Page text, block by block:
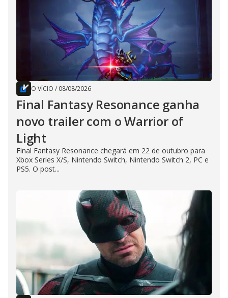
O VÍCIO / 08/08/2026
Final Fantasy Resonance ganha
novo trailer com o Warrior of
Light
Final Fantasy Resonance chegará em 22 de outubro para
Xbox Series X/S, Nintendo Switch, Nintendo Switch 2, PC e
PS5. O post...